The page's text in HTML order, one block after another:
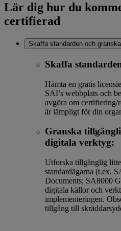
Lär dig hur du
certifierad
Skaffa standarden och
Skaffa
Hämta en gratis
SAI’s webbplats och
avgöra om certifiering/
är lämpligt för din
Granska
digitala verktyg:
Utforska tillgänglig
standardägarna (t.ex.
Documents; SA8000
digitala källor och
implementeringen.
tillgång till